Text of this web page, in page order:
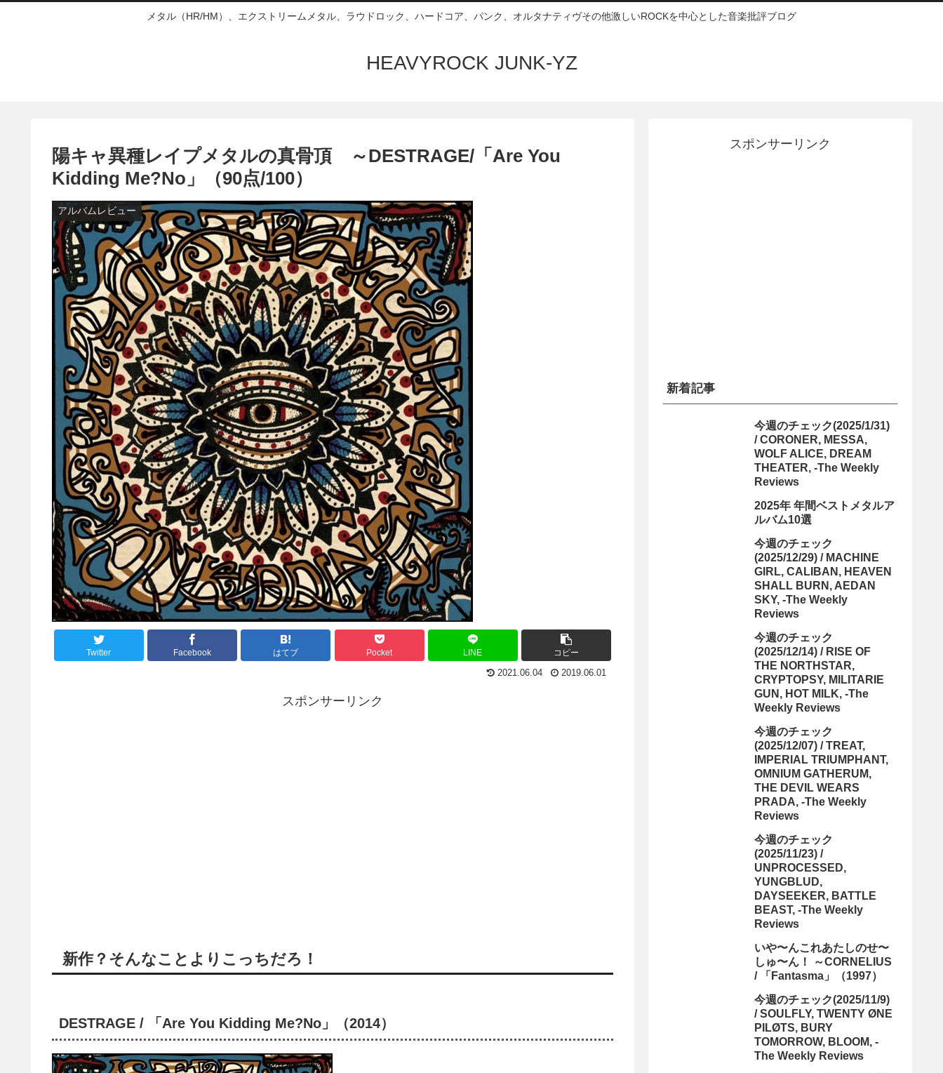
メタル（HR/HM）、エクストリームメタル、ラウドロック、ハードコア、パンク、オルタナティヴその他激しいROCKを中心とした音楽批評ブログ
HEAVYROCK JUNK-YZ
陽キャ異種レイプメタルの真骨頂 ～DESTRAGE/「Are You
Kidding Me?No」（90点/100）
アルバムレビュー
Twitter Facebook はてブ Pocket LINE コピー
2021.06.04 2019.06.01
スポンサーリンク
新作？そんなことよりこっちだろ！
DESTRAGE / 「Are You Kidding Me?No」（2014）
スポンサーリンク
新着記事
今週のチェック(2025/1/31)
/ CORONER, MESSA,
WOLF ALICE, DREAM
THEATER, -The Weekly
Reviews
2025年 年間ベストメタルア
ルバム10選
今週のチェック
(2025/12/29) / MACHINE
GIRL, CALIBAN, HEAVEN
SHALL BURN, AEDAN
SKY, -The Weekly
Reviews
今週のチェック
(2025/12/14) / RISE OF
THE NORTHSTAR,
CRYPTOPSY, MILITARIE
GUN, HOT MILK, -The
Weekly Reviews
今週のチェック
(2025/12/07) / TREAT,
IMPERIAL TRIUMPHANT,
OMNIUM GATHERUM,
THE DEVIL WEARS
PRADA, -The Weekly
Reviews
今週のチェック
(2025/11/23) /
UNPROCESSED,
YUNGBLUD,
DAYSEEKER, BATTLE
BEAST, -The Weekly
Reviews
いや〜んこれあたしのせ〜
しゅ〜ん！ ～CORNELIUS
/ 「Fantasma」（1997）
今週のチェック(2025/11/9)
/ SOULFLY, TWENTY ØNE
PILØTS, BURY
TOMORROW, BLOOM, -
The Weekly Reviews